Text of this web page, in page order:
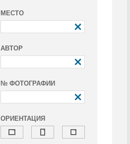
МЕСТО
АВТОР
№ ФОТОГРАФИИ
ОРИЕНТАЦИЯ